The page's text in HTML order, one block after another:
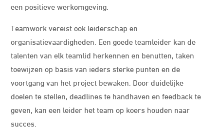
een positieve werkomgeving.
Teamwork vereist ook leiderschap en
organisatievaardigheden. Een goede teamleider kan de
talenten van elk teamlid herkennen en benutten, taken
toewijzen op basis van ieders sterke punten en de
voortgang van het project bewaken. Door duidelijke
doelen te stellen, deadlines te handhaven en feedback te
geven, kan een leider het team op koers houden naar
succes.